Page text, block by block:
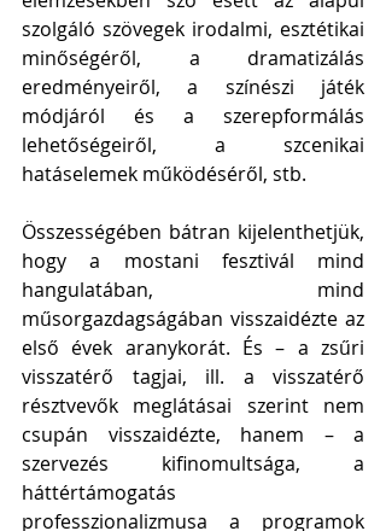
szolgáló szövegek irodalmi, esztétikai
minőségéről, a dramatizálás
eredményeiről, a színészi játék
módjáról és a szerepformálás
lehetőségeiről, a szcenikai
hatáselemek működéséről, stb.
Összességében bátran kijelenthetjük,
hogy a mostani fesztivál mind
hangulatában, mind
műsorgazdagságában visszaidézte az
első évek aranykorát. És – a zsűri
visszatérő tagjai, ill. a visszatérő
résztvevők meglátásai szerint nem
csupán visszaidézte, hanem – a
szervezés kifinomultsága, a
háttértámogatás
professzionalizmusa a programok